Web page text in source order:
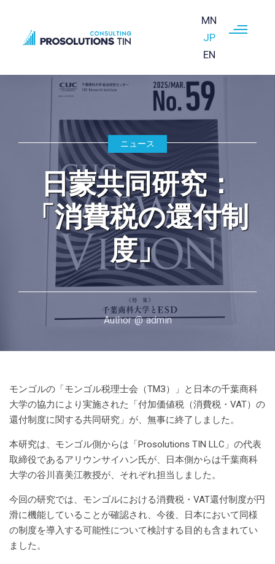
MN
JP
EN
Skip to main content
ニュース
日蒙共同研究：
「消費税の還付制
度」
Author @ admin
モンゴルの「モンゴル税理士会（TМЗ）」と日本の千葉商科
大学の協力により実施された「付加価値税（消費税・VAT）の
還付制度に関する共同研究」が、無事に終了しました。
本研究は、モンゴル側からは「Prosolutions TIN LLC」の代表
取締役であるアリウンサイハン氏が、日本側からは千葉商科
大学の谷川喜美江教授が、それぞれ担当しました。
今回の研究では、モンゴルにおける消費税・VAT還付制度が円
滑に機能していることが確認され、今後、日本において同様
の制度を導入する可能性について検討する目的も含まれてい
ました。